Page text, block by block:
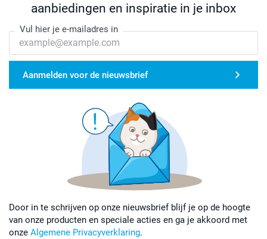
aanbiedingen en inspiratie in je inbox
Vul hier je e-mailadres in
Aanmelden voor de nieuwsbrief
Door in te schrijven op onze nieuwsbrief blijf je op de hoogte
van onze producten en speciale acties en ga je akkoord met
onze Algemene Privacyverklaring.